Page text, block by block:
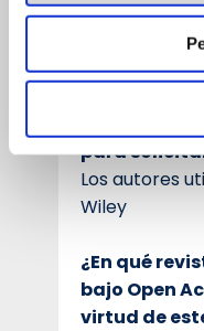
artículo en
institución
publicación
¿Qué
para
Los autores
Wiley
¿En qué
bajo Open
virtud de